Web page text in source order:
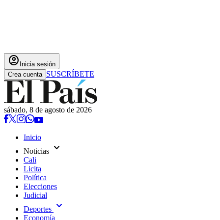
account_circle Inicia sesión
Crea cuenta SUSCRÍBETE
sábado, 8 de agosto de 2026
Inicio
Noticias expand_more
Cali
Licita
Política
Elecciones
Judicial
Deportes expand_more
Economía